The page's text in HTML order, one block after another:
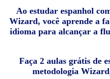
Ao estudar espanhol
Wizard, você aprende a
idioma para alcançar a
Faça 2 aulas grátis de
metodologia